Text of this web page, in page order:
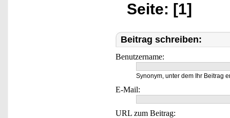
Seite: [1]
Beitrag schreiben:
Benutzername:
Synonym, unter dem Ihr Beitrag
E-Mail:
URL zum Beitrag: